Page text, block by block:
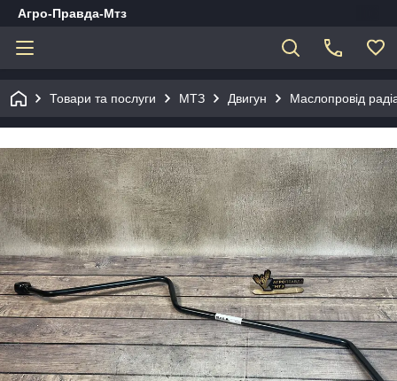
Агро-Правда-Мтз
Товари та послуги МТЗ Двигун Маслопровід